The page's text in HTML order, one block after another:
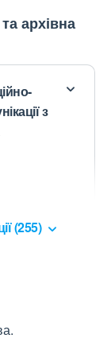
архівна
з
(255)